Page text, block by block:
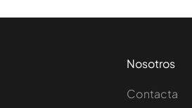
Nosotros
Contacta